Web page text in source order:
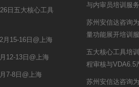
日五大核心工具
月15-16日@上海
12-13日@上海
7-8日@上海
与内审员培训服务
苏州安信达咨询
量功能展开培训
五大核心工具培
程审核与VDA6.5
苏州安信达咨询